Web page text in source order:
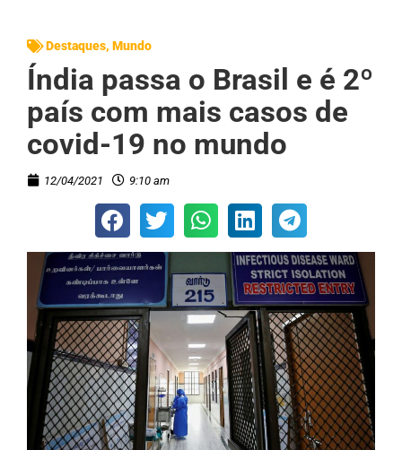
Destaques, Mundo
Índia passa o Brasil e é 2º
país com mais casos de
covid-19 no mundo
12/04/2021 9:10 am